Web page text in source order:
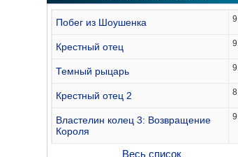
Побег из Шоушенка
Крестный отец
Темный рыцарь
Крестный отец 2
Властелин колец 3: Возвращение
Короля
Весь список